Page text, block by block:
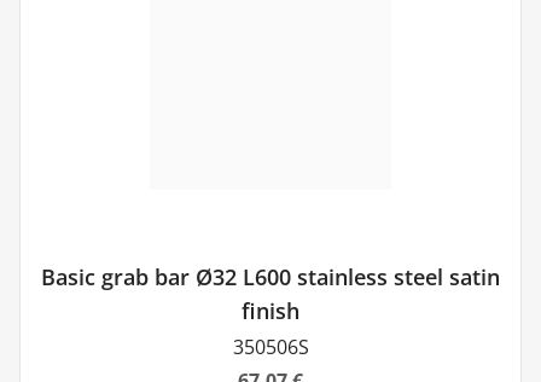
Basic grab bar Ø32 L600 stainless steel satin
finish
350506S